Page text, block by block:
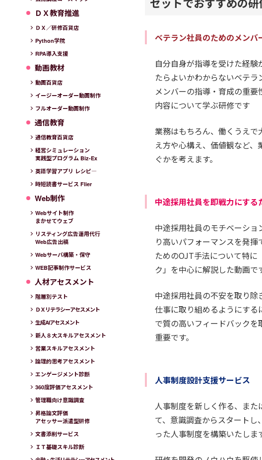
ベテラン社員のためのメンバ
自分自身が指導を受けた経験
たらよいかわからないベテラ
メンバーの指導・育成の重要
内容について学ぶ研修です
業務はもちろん、働くうえで
え方や心構え、価値観など
ぐかを考えます。
中途採用社員を即戦力にする
中途採用社員のモチベーショ
り高いパフォーマンスを発揮
ためのOJT手法について特に
ク」を中心に解説した動画で
中途採用社員の不安を取り除
仕事に取り組めるようにする
で質の高いフィードバックを
重要です。
人事制度設計支援サービス
人事制度を新しく作る、また
て、意識調査からスタートし
った人事制度を構築いたしま
ＤＸ教育推進
ＤＸ／研修百貨店
Python学院
RPA導入支援
動画教材
動画百貨店
イージーオーダー動画制作
フルオーダー動画制作
通信教育
通信教育百貨店
経営シミュレーション
実践型プログラム Biz-Ex
英語学習アプリ レシピ―
時短読書サービス Flier
Web制作
Webサイト制作
まかせてウェブ
リスティング広告運用代行
Web広告出稿
Webサーバ構築・保守
WEB記事制作サービス
人材アセスメント
階層別テスト
ＤＸリテラシーアセスメント
生成AIアセスメント
新人８大スキルアセスメント
営業スキルアセスメント
論理的思考アセスメント
エンゲージメント診断
360度評価アセスメント
管理職向け意識調査
昇格論文評価
アセッサー派遣型研修
文書添削サービス
ＩＴ基礎スキル診断